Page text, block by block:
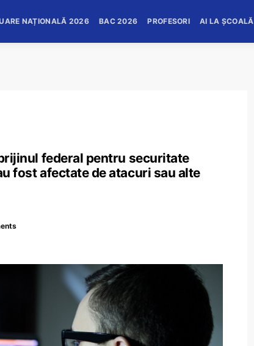
NAȚIONALĂ 2026 BAC 2026 PROFESORI AI LA ȘCOALĂ
federal pentru securitate
fost afectate de atacuri sau alte